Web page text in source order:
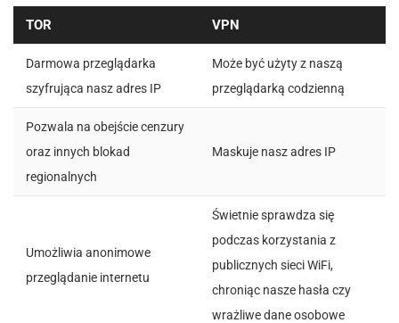
TOR VPN
Darmowa przeglądarka
szyfrująca nasz adres IP
Może być użyty z naszą
przeglądarką codzienną
Pozwala na obejście cenzury
oraz innych blokad
regionalnych
Maskuje nasz adres IP
Umożliwia anonimowe
przeglądanie internetu
Świetnie sprawdza się
podczas korzystania z
publicznych sieci WiFi,
chroniąc nasze hasła czy
wrażliwe dane osobowe